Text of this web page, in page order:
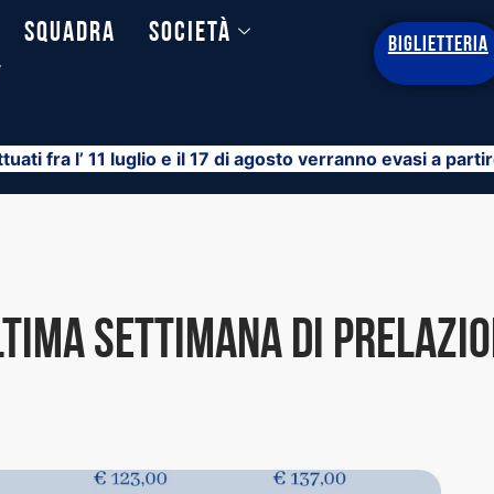
Squadra
Società
BIGLIETTERIA
fra l’ 11 luglio e il 17 di agosto verranno evasi a
settimana di